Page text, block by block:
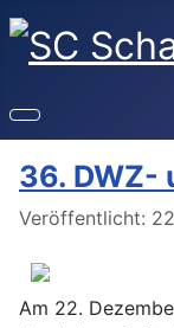
36. DWZ-
Details
Veröffentlicht:
Am 22.